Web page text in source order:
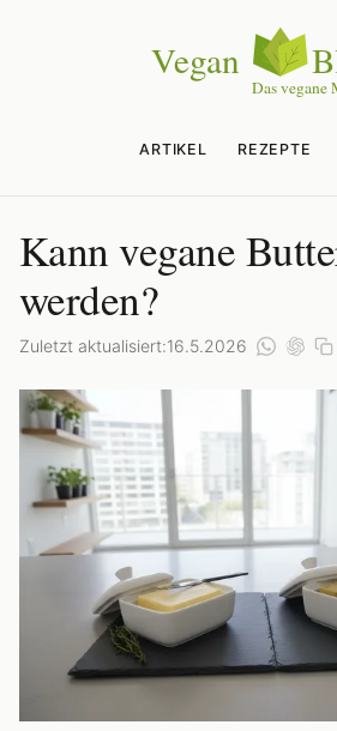
ARTIKEL REZEPTE
Kann vegane
werden?
Zuletzt aktualisiert:16.5.2026